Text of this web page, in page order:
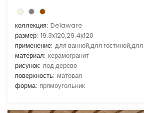
коллекция: Delaware
размер: 19.3x120,29.4x120
применение: для ванной,для
материал: керамогранит
рисунок: под дерево
поверхность: матовая
форма: прямоугольник